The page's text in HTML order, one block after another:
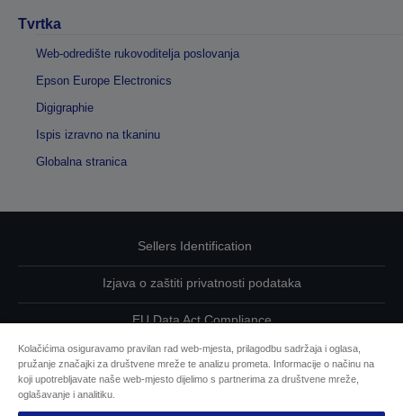
Tvrtka
Web-odredište rukovoditelja poslovanja
Epson Europe Electronics
Digigraphie
Ispis izravno na tkaninu
Globalna stranica
Sellers Identification
Izjava o zaštiti privatnosti podataka
EU Data Act Compliance
Kontaktirajte nas u vezi svojih podataka
Kolačićima osiguravamo pravilan rad web-mjesta, prilagodbu sadržaja i oglasa,
pružanje značajki za društvene mreže te analizu prometa. Informacije o načinu na
koji upotrebljavate naše web-mjesto dijelimo s partnerima za društvene mreže,
oglašavanje i analitiku.